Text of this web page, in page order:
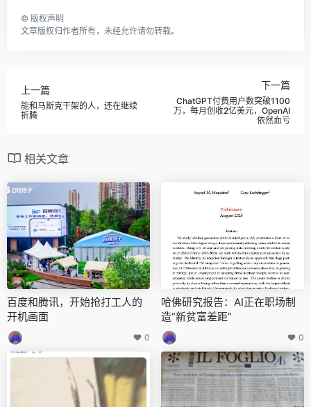
© 版权声明
文章版权归作者所有，未经允许请勿转载。
上一篇
能和马斯克干架的人，还在继续
折腾
下一篇
ChatGPT付费用户数突破1100
万，每月创收2亿美元，OpenAI
依然血亏
相关文章
百度和腾讯，开始抢打工人的
开机画面
0
哈佛研究报告：AI正在职场制
造“新贫富差距”
0